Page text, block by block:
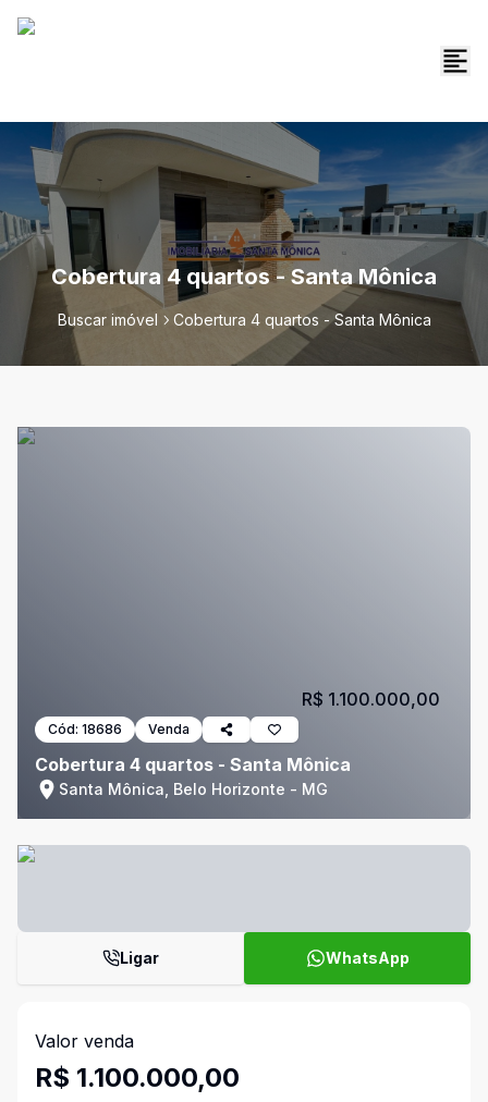
Cobertura 4 quartos - Santa Mônica
Buscar imóvel Cobertura 4 quartos - Santa Mônica
Cód: 18686 Venda
Cobertura 4 quartos - Santa Mônica
Santa Mônica, Belo Horizonte - MG
R$ 1.100.000,00
Ligar WhatsApp
Valor venda
R$ 1.100.000,00